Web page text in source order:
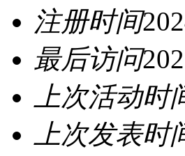
注册时间
最后访问
上次活动时
上次发表时